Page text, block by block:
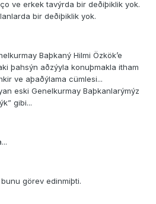
ve erkek tavýrda bir deðiþiklik yok.
bir deðiþiklik yok.
Baþkaný Hilmi Özkök’e
þahsýn aðzýyla konuþmakla itham
ve aþaðýlama cümlesi...
eski Genelkurmay Baþkanlarýmýz
gibi...
görev edinmiþti.